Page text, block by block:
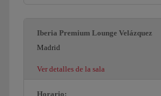
Iberia Premium Lounge Velázquez
Madrid
Ver detalles de la sala
Horario: